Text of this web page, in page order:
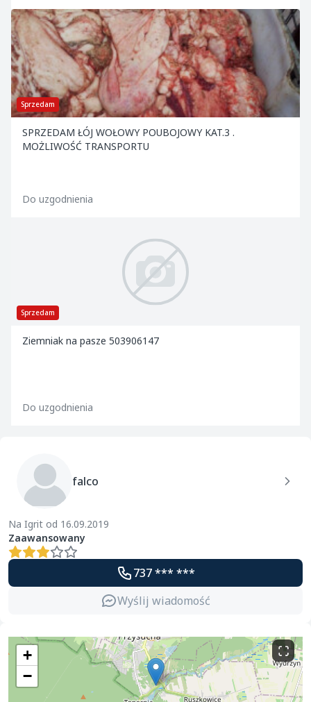
Sprzedam
SPRZEDAM ŁÓJ WOŁOWY POUBOJOWY KAT.3 .
MOŻLIWOŚĆ TRANSPORTU
Do uzgodnienia
Sprzedam
Ziemniak na pasze 503906147
Do uzgodnienia
falco
Na Igrit od 16.09.2019
Zaawansowany
737 *** ***
Wyślij wiadomość
+
−